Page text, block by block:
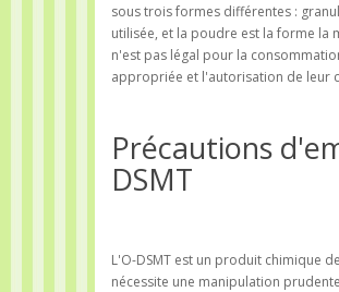
sous trois formes différentes :
utilisée, et la poudre est la forme la
n'est pas légal pour la
appropriée et l'autorisation de leur
Précautions
DSMT
L'O-DSMT est un produit chimique
nécessite une manipulation